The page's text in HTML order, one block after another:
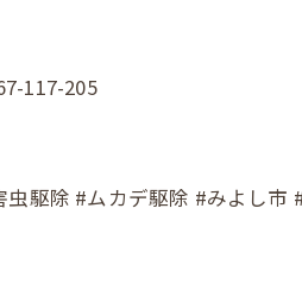
117-205
駆除 #ムカデ駆除 #みよし